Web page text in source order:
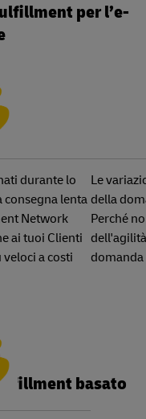
per l’e-
durante lo
lenta
Network
ai tuoi Clienti
a costi
Le
della
Perché
basato